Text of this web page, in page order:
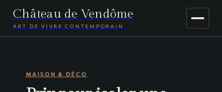
Château de Vendôme
ART DE VIVRE CONTEMPORAIN
JARDINAGE
MAISON & DÉCO